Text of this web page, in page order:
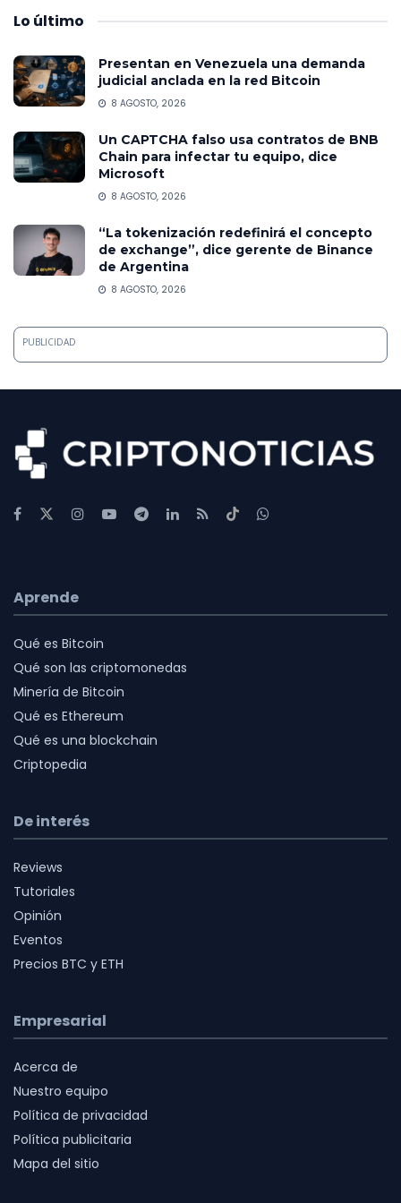
Lo último
Presentan en Venezuela una demanda
judicial anclada en la red Bitcoin
8 AGOSTO, 2026
Un CAPTCHA falso usa contratos de BNB
Chain para infectar tu equipo, dice
Microsoft
8 AGOSTO, 2026
“La tokenización redefinirá el concepto
de exchange”, dice gerente de Binance
de Argentina
8 AGOSTO, 2026
PUBLICIDAD
Aprende
Qué es Bitcoin
Qué son las criptomonedas
Minería de Bitcoin
Qué es Ethereum
Qué es una blockchain
Criptopedia
De interés
Reviews
Tutoriales
Opinión
Eventos
Precios BTC y ETH
Empresarial
Acerca de
Nuestro equipo
Política de privacidad
Política publicitaria
Mapa del sitio